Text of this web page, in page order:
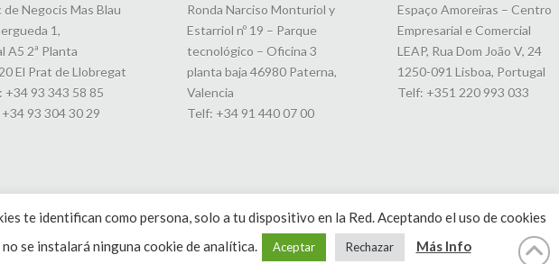
de Negocis Mas Blau
1,
A5 2ª Planta
El Prat de Llobregat
+34 93 343 58 85
+34 93 304 30 29
Ronda Narciso Monturiol y
Estarriol nº 19 – Parque
tecnológico – Oficina 3
planta baja 46980 Paterna,
Valencia
Telf: +34 91 440 07 00
Espaço Amoreiras – Centro
Empresarial e Comercial
LEAP, Rua Dom João V, 24
1250-091 Lisboa, Portugal
Telf: +351 220 993 033
te identifican como persona, solo a tu dispositivo en la Red. Aceptando el uso de cookies
se instalará ninguna cookie de analítica.
Aceptar Rechazar Más Info